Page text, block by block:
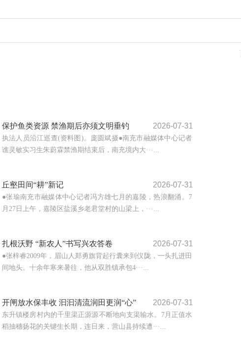
保护鱼类资源 禁渔期后亦须文明垂钓 2026-07-31
执法人员沿江巡查(资料图)。庞圆斌摄●南充市融媒体中心记者
谯灵敏实习生朱蔚霖禁渔期结束后，南充境内大···...
丘壑田间“耕”新记 2026-07-31
●张瑜南充市融媒体中心记者冯方雄七月的嘉陵，热浪翻涌。7
月27日上午，嘉陵区盐溪乡老君堂村的山梁上，···...
扎根沃野 “新农人”书写兴农答卷 2026-07-31
●张梓睿2009年，眉山人郑勇旗背起行囊来到仪陇，一头扎进田
间地头。十余年寒来暑往，他从双胜镇承包4···...
开闸放水保丰收 汩汩清流润田更润“心” 2026-07-31
东升镇楼房村内的千里渠正源源不断地向支渠输水。7月正值水
稻抽穗扬花的关键生长期，连日来，营山县持续遭···...